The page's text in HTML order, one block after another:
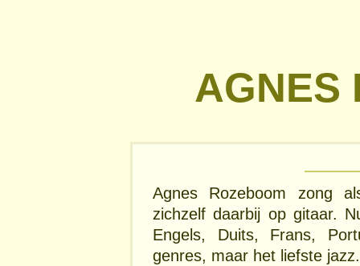
AGNES
Agnes Rozeboom zong
zichzelf daarbij op gitaar.
Engels, Duits, Frans,
genres, maar het liefste jazz.